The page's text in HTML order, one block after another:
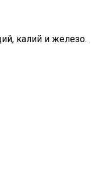
калий и железо.